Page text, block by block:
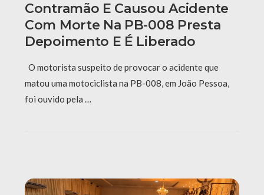
Contramão E Causou Acidente
Com Morte Na PB-008 Presta
Depoimento E É Liberado
O motorista suspeito de provocar o acidente que
matou uma motociclista na PB-008, em João Pessoa,
foi ouvido pela …